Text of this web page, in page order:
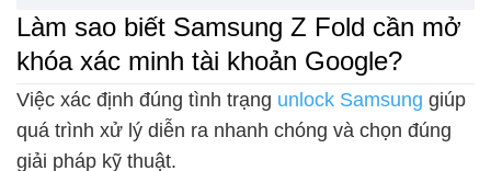
Làm sao biết Samsung Z Fold cần mở
khóa xác minh tài khoản Google?
Việc xác định đúng tình trạng unlock Samsung giúp
quá trình xử lý diễn ra nhanh chóng và chọn đúng
giải pháp kỹ thuật.